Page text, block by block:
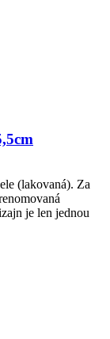
(lakovaná). Za
je len jednou